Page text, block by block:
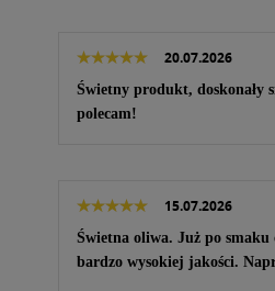
20.07.2026
Świetny produkt, doskonały
polecam!
15.07.2026
Świetna oliwa. Już po
bardzo wysokiej jakości.